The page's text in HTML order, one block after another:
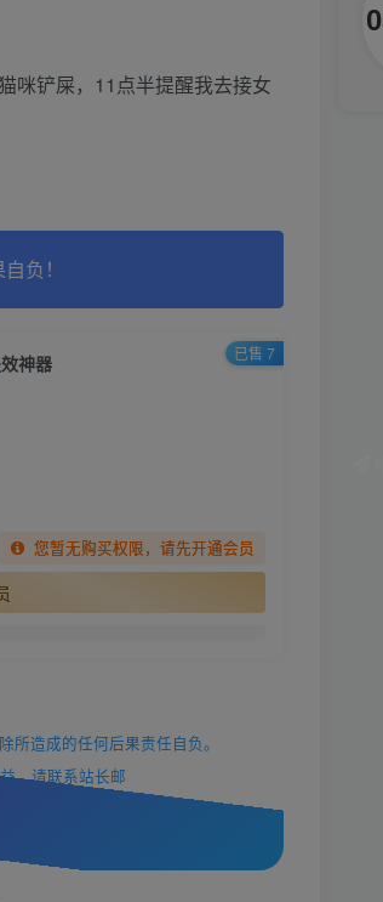
咪铲屎，11点半提醒我去接女
负！
神器
您暂无购买权限，请先开通会员
已售 7
造成的任何后果责任自负。
，请联系站长邮